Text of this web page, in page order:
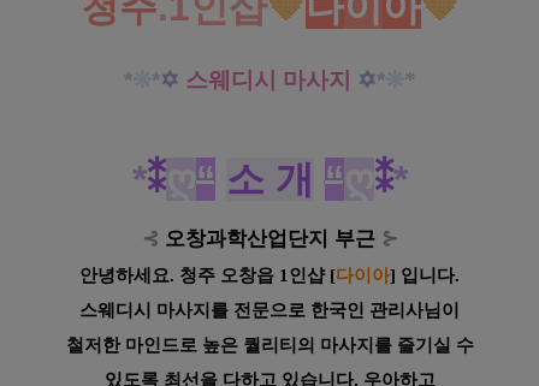
*❊ *✡ 스웨디시 마사지 ✡*❊ *
*⁑ღ“ 소 개 “ღ ⁑*
⊰ 오창과학산업단지 부근 ⊱
안녕하세요. 청주 오창읍 1인샵 [다이아] 입니다.
스웨디시 마사지를 전문으로 한국인 관리사님이
철저한 마인드로 높은 퀄리티의 마사지를 즐기실 수
있도록 최선을 다하고 있습니다. 우아하고